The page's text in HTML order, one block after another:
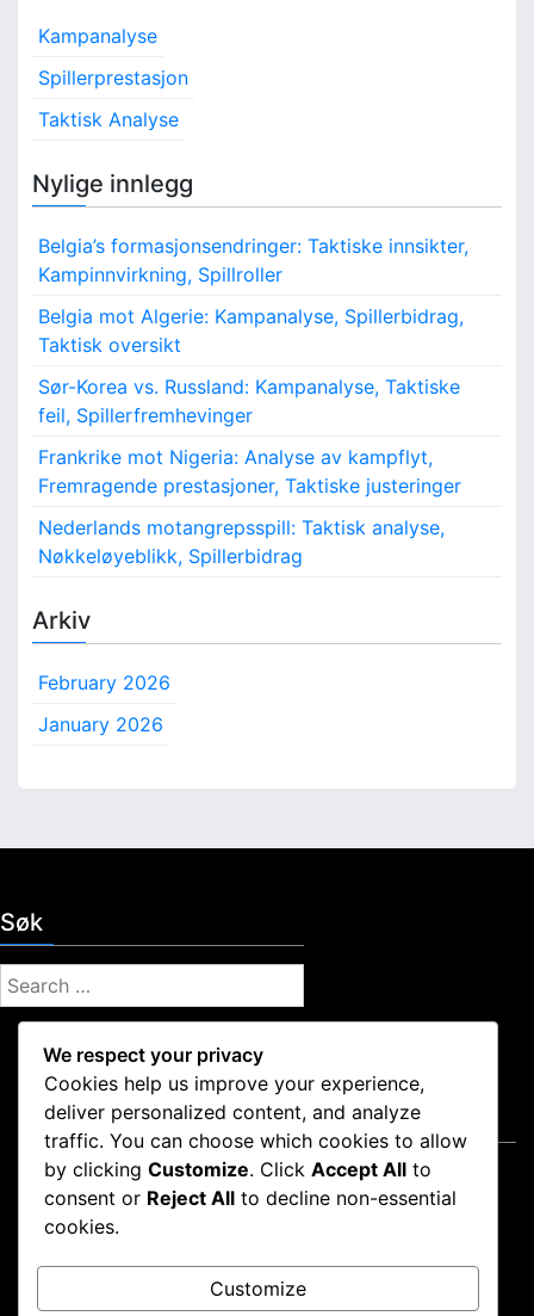
hKampanalyse
Spillerprestasjon
Taktisk Analyse
Nylige innlegg
Belgia’s formasjonsendringer: Taktiske innsikter,
Kampinnvirkning, Spillroller
Belgia mot Algerie: Kampanalyse, Spillerbidrag,
Taktisk oversikt
Sør-Korea vs. Russland: Kampanalyse, Taktiske
feil, Spillerfremhevinger
Frankrike mot Nigeria: Analyse av kampflyt,
Fremragende prestasjoner, Taktiske justeringer
Nederlands motangrepsspill: Taktisk analyse,
Nøkkeløyeblikk, Spillerbidrag
Arkiv
February 2026
January 2026
Søk
S
e
Juridisk informasjon
Vår historie
Informasjonskapsler og sporing
Ditt personvern
Tjenestevilkår
We respect your privacy
Cookies help us improve your experience,
deliver personalized content, and analyze
traffic. You can choose which cookies to allow
by clicking Customize. Click Accept All to
consent or Reject All to decline non-essential
cookies.
Customize